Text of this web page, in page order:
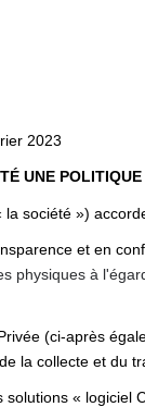
2023
UNE
la société »)
et en
physiques à
(ci-après
la collecte et du
solutions « logiciel